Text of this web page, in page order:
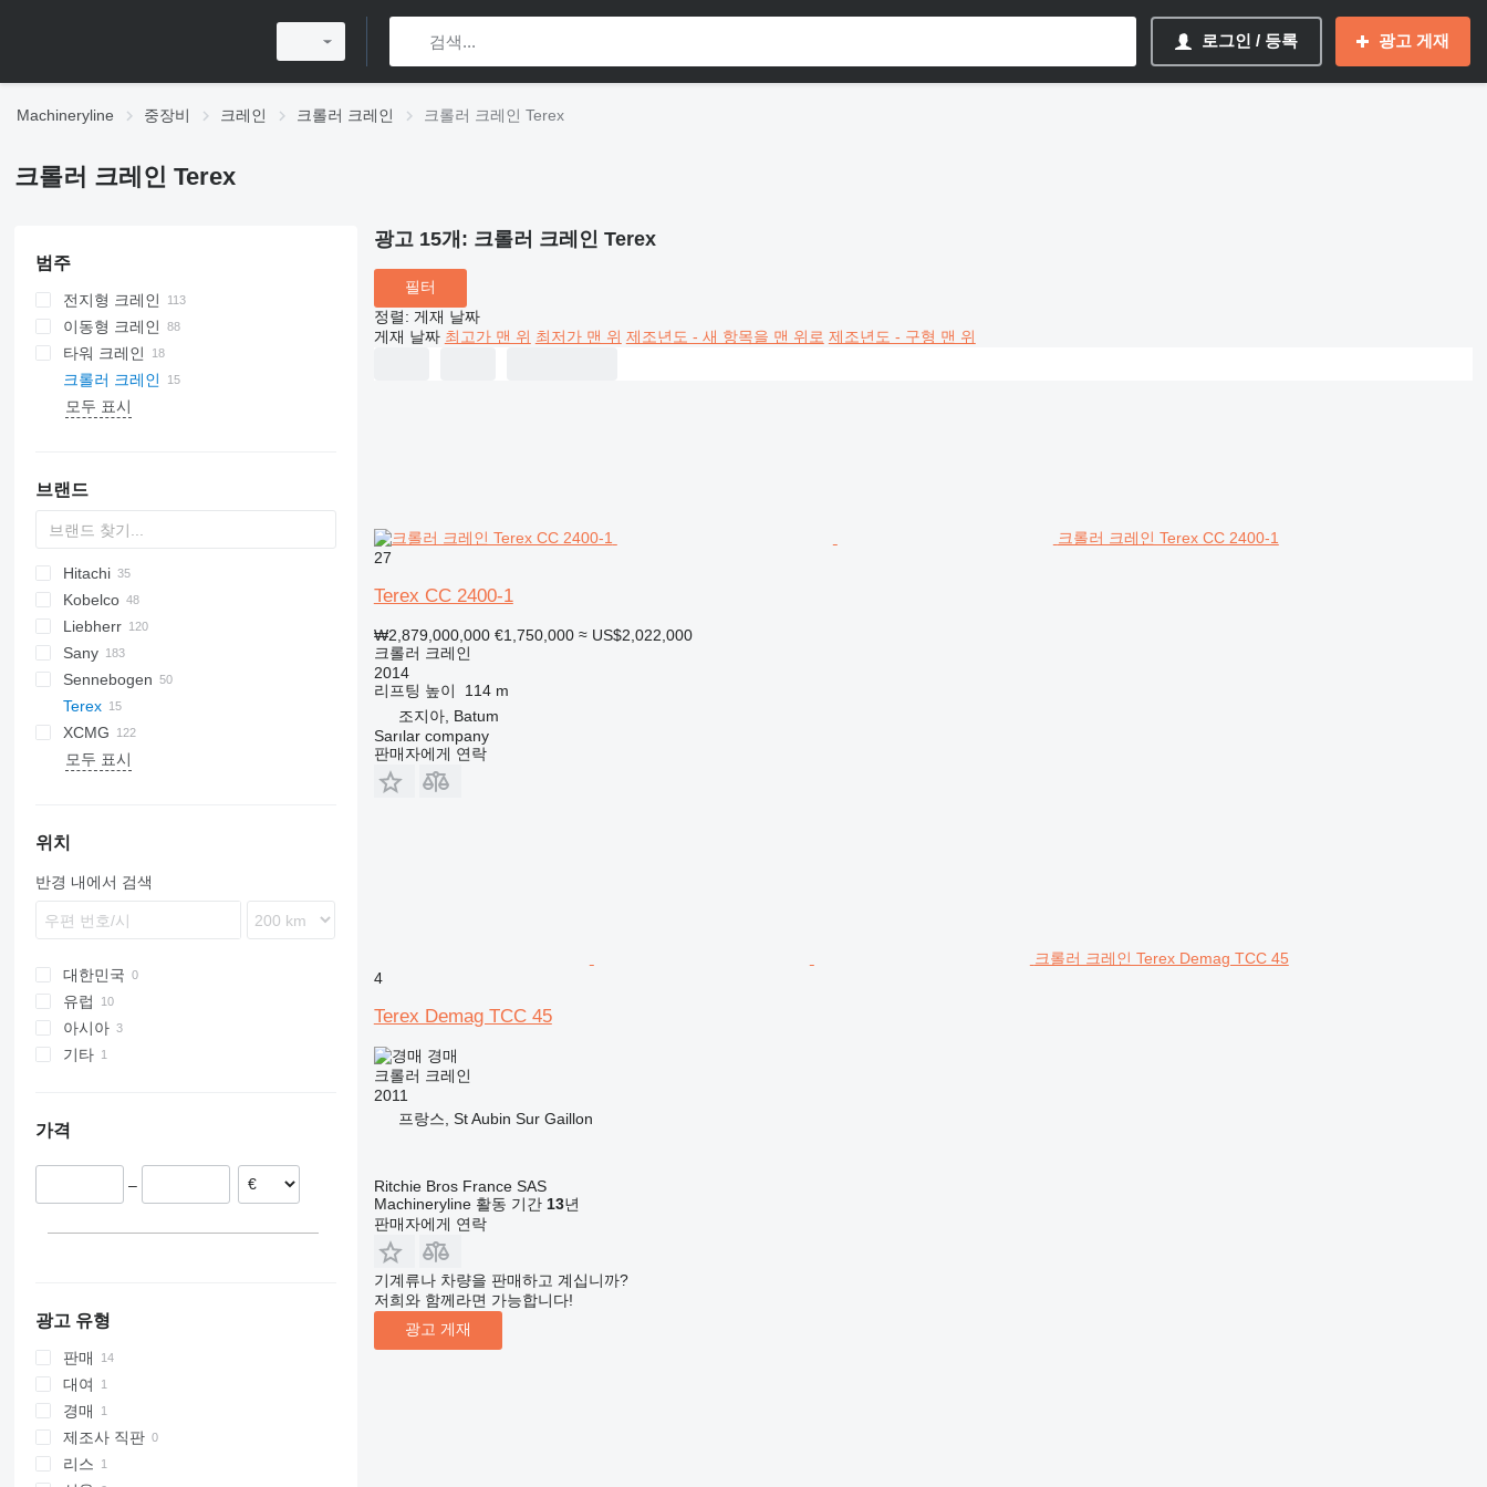
로그인 / 등록 광고 게재
Machineryline 중장비 크레인 크롤러 크레인 크롤러 크레인 Terex
크롤러 크레인 Terex
범주
전지형 크레인
이동형 크레인
타워 크레인
크롤러 크레인
모두 표시
브랜드
5299
BC
MC
307
320
345
RH
CC
QUY
Hitachi
EX
KH
SCX
CCH
DCH
Kobelco
7045
7055
7065
7150
CKE
SK
Liebherr
HS
LG
LR
LTR
LS
25
CC
LC
MC
250
Sany
SCC
STC
Sennebogen
613
640
643
2200
3300
5500
6100
6113
7700
S series
LS
SC
Terex
TTC
URW
XCMG
QY
QUY
모두 표시
위치
반경 내에서 검색
대한민국
유럽
네덜란드
아시아
기타
가격
–
광고 유형
판매
대여
경매
제조사 직판
리스
광고 15개: 크롤러 크레인 Terex
필터
정렬: 게재 날짜
게재 날짜 최고가 맨 위 최저가 맨 위 제조년도 - 새 항목을 맨 위로 제조년도 - 구형 맨 위
크롤러 크레인 Terex CC 2400-1
27
Terex CC 2400-1
₩2,879,000,000 €1,750,000 ≈ US$2,022,000
크롤러 크레인
2014
리프팅 높이
114 m
조지아, Batum
Sarılar company
판매자에게 연락
크롤러 크레인 Terex Demag TCC 45
4
Terex Demag TCC 45
경매
크롤러 크레인
2011
프랑스, St Aubin Sur Gaillon
Ritchie Bros France SAS
Machineryline 활동 기간 13년
판매자에게 연락
기계류나 차량을 판매하고 계십니까?
저희와 함께라면 가능합니다!
광고 게재